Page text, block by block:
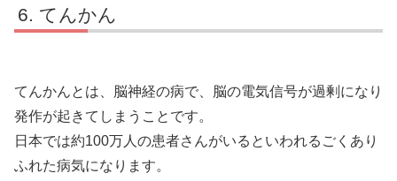
てんかん
てんかんとは、脳神経の病で、脳の電気信号が過剰になり
発作が起きてしまうことです。
日本では約100万人の患者さんがいるといわれるごくあり
ふれた病気になります。